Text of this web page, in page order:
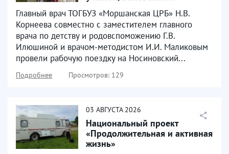
Главный врач ТОГБУЗ «Моршанская ЦРБ» Н.В.
Корнеева совместно с заместителем главного
врача по детству и родовспоможению Г.В.
Илюшиной и врачом-методистом И.И. Маликовым
провели рабочую поездку на Носиновский...
Подробнее Просмотров: 129
03 АВГУСТА 2026
Национальный проект
«Продолжительная и активная
жизнь»